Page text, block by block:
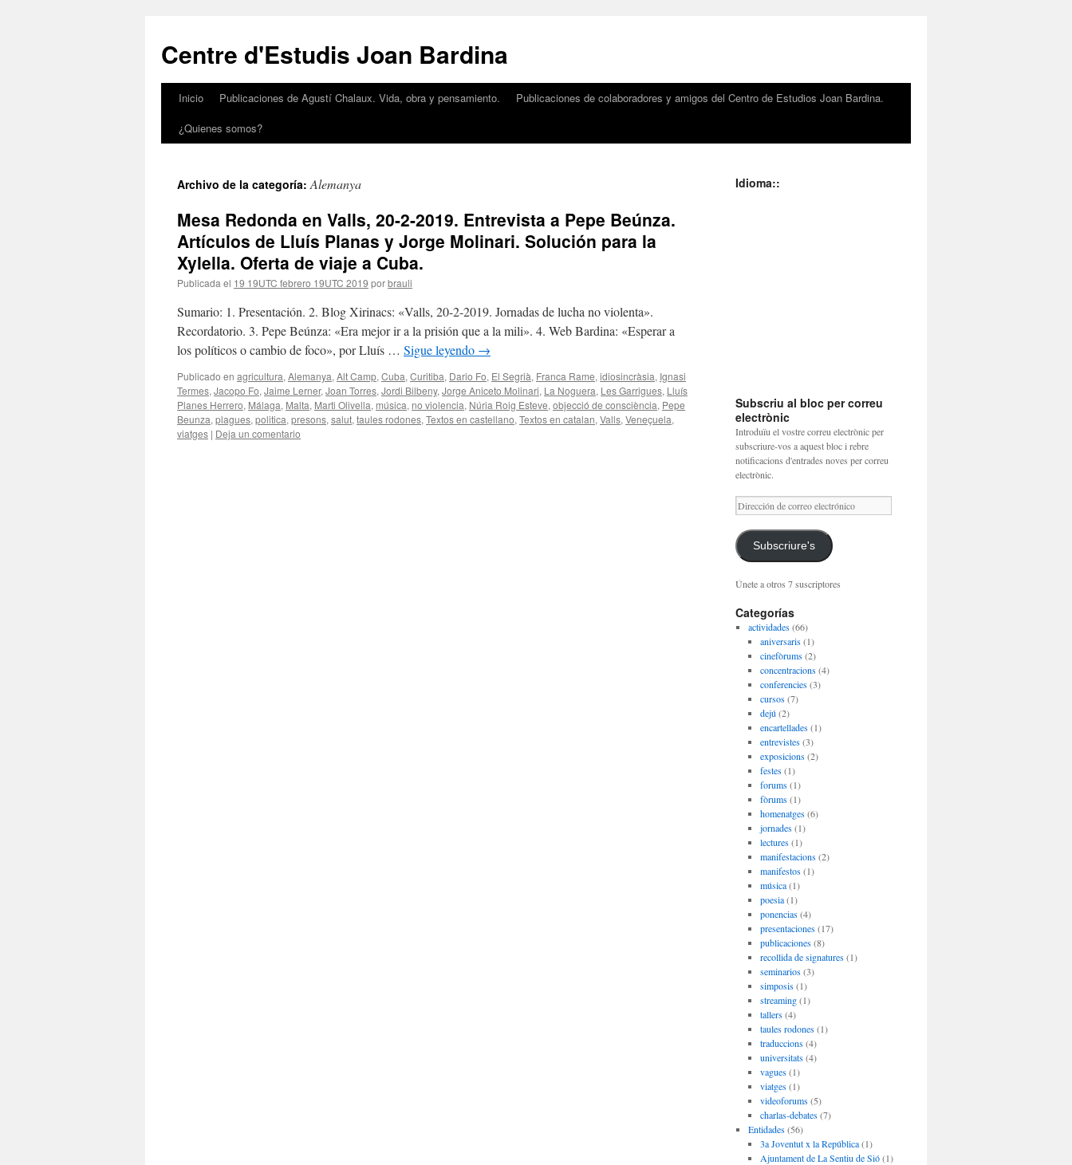
contenido
Centre d'Estudis Joan Bardina
Inicio Publicaciones de Agustí Chalaux. Vida, obra y pensamiento.
Publicaciones de colaboradores y amigos del Centro de Estudios Joan Bardina.
¿Quienes somos?
Archivo de la categoría:Alemanya
Mesa Redonda en Valls, 20-2-2019. Entrevista a Pepe Beúnza.
Artículos de Lluís Planas y Jorge Molinari. Solución para la
Xylella. Oferta de viaje a Cuba.
Publicada el 19 19UTC febrero 19UTC 2019 porbrauli
Sumario: 1. Presentación. 2. Blog Xirinacs: «Valls, 20-2-2019. Jornadas de lucha no violenta».
Recordatorio. 3. Pepe Beúnza: «Era mejor ir a la prisión que a la mili». 4. Web Bardina: «Esperar a
los políticos o cambio de foco», por Lluís … Sigue leyendo →
Publicado en agricultura, Alemanya, Alt Camp, Cuba, Curitiba, Dario Fo, El Segrià, Franca Rame, idiosincràsia, Ignasi
Termes, Jacopo Fo, Jaime Lerner, Joan Torres, Jordi Bilbeny, Jorge Aniceto Molinari, La Noguera, Les Garrigues, Lluís
Planes Herrero, Málaga, Malta, Marti Olivella, música, no violencia, Núria Roig Esteve, objecció de consciència, Pepe
Beunza, plagues, politica, presons, salut, taules rodones, Textos en castellano, Textos en catalan, Valls, Veneçuela,
viatges | Deja un comentario
Idioma::
Subscriu al bloc per correu
electrònic
Introduïu el vostre correu electrònic per
subscriure-vos a aquest bloc i rebre
notificacions d'entrades noves per correu
electrònic.
Dirección
de
correo
electrónico
Subscriure's
Únete a otros 7 suscriptores
Categorías
actividades(66)
aniversaris(1)
cinefòrums(2)
concentracions(4)
conferencies(3)
cursos(7)
dejú (2)
encartellades(1)
entrevistes(3)
exposicions(2)
festes(1)
forums(1)
fòrums(1)
homenatges(6)
jornades(1)
lectures(1)
manifestacions(2)
manifestos(1)
música(1)
poesia(1)
ponencias(4)
presentaciones(17)
publicaciones(8)
recollida de signatures(1)
seminarios(3)
simposis(1)
streaming(1)
tallers(4)
taules rodones(1)
traduccions(4)
universitats(4)
vagues(1)
viatges(1)
videoforums(5)
charlas-debates(7)
Entidades(56)
3a Joventut x la República(1)
Ajuntament de La Sentiu de Sió(1)